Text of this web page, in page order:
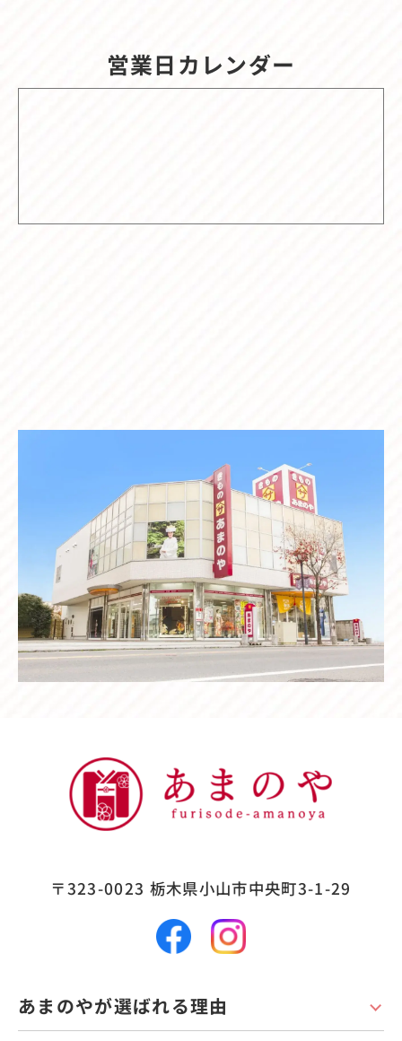
営業日カレンダー
〒323-0023 栃木県小山市中央町3-1-29
あまのやが選ばれる理由